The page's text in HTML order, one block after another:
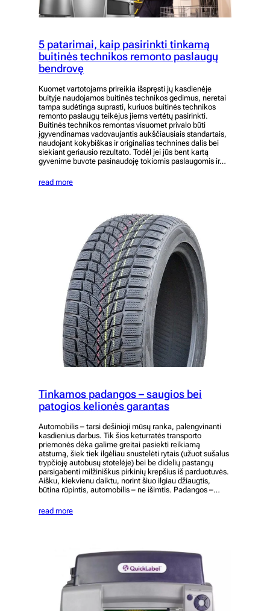
5 patarimai, kaip pasirinkti tinkamą
buitinės technikos remonto paslaugų
bendrovę
Kuomet vartotojams prireikia išspręsti jų kasdienėje
buityje naudojamos buitinės technikos gedimus, neretai
tampa sudėtinga suprasti, kuriuos buitinės technikos
remonto paslaugų teikėjus jiems vertėtų pasirinkti.
Buitinės technikos remontas visuomet privalo būti
įgyvendinamas vadovaujantis aukščiausiais standartais,
naudojant kokybiškas ir originalias technines dalis bei
siekiant geriausio rezultato. Todėl jei jūs bent kartą
gyvenime buvote pasinaudoję tokiomis paslaugomis ir…
read more
Tinkamos padangos – saugios bei
patogios kelionės garantas
Automobilis – tarsi dešinioji mūsų ranka, palengvinanti
kasdienius darbus. Tik šios keturratės transporto
priemonės dėka galime greitai pasiekti reikiamą
atstumą, šiek tiek ilgėliau snustelėti rytais (užuot sušalus
trypčioję autobusų stotelėje) bei be didelių pastangų
parsigabenti milžiniškus pirkinių krepšius iš parduotuvės.
Aišku, kiekvienu daiktu, norint šiuo ilgiau džiaugtis,
būtina rūpintis, automobilis – ne išimtis. Padangos –…
read more